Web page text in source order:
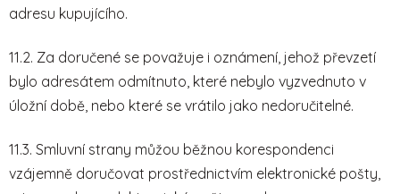
adresu kupujícího.
11.2. Za doručené se považuje i oznámení, jehož převzetí
bylo adresátem odmítnuto, které nebylo vyzvednuto v
úložní době, nebo které se vrátilo jako nedoručitelné.
11.3. Smluvní strany můžou běžnou korespondenci
vzájemně doručovat prostřednictvím elektronické pošty,